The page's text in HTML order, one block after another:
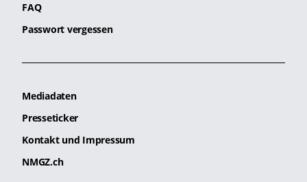
FAQ
Passwort vergessen
Mediadaten
Presseticker
Kontakt und Impressum
NMGZ.ch